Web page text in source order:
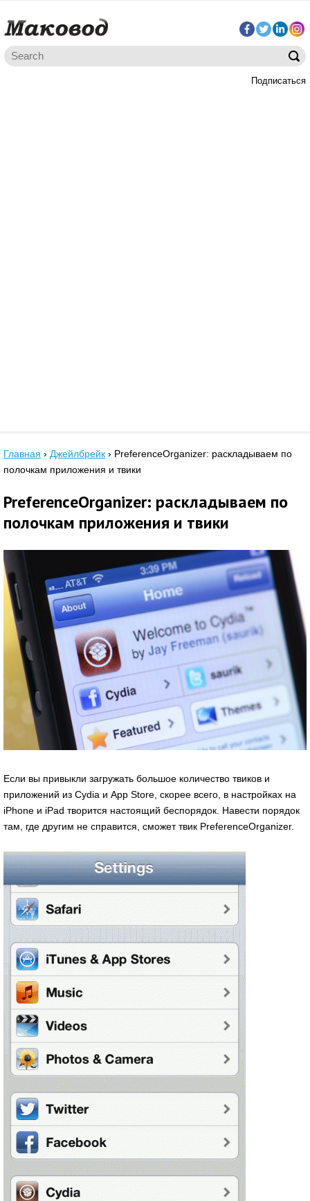
Подписаться
Главная › Джейлбрейк › PreferenceOrganizer: раскладываем по
полочкам приложения и твики
PreferenceOrganizer: раскладываем по
полочкам приложения и твики
Если вы привыкли загружать большое количество твиков и
приложений из Cydia и App Store, скорее всего, в настройках на
iPhone и iPad творится настоящий беспорядок. Навести порядок
там, где другим не справится, сможет твик PreferenceOrganizer.